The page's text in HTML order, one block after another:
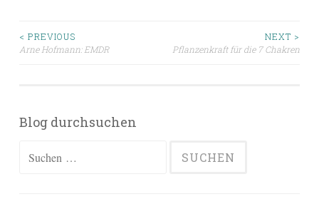
Beitragsnavigation
< PREVIOUS
Arne Hofmann: EMDR
NEXT >
Pflanzenkraft für die 7 Chakren
Blog durchsuchen
Suchen